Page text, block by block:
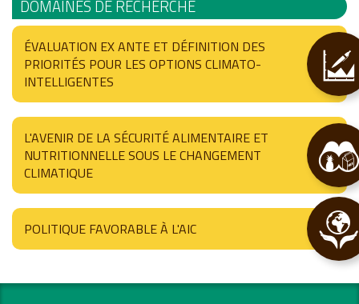
DOMAINES DE RECHERCHE
ÉVALUATION EX ANTE ET DÉFINITION DES
PRIORITÉS POUR LES OPTIONS CLIMATO-
INTELLIGENTES
L'AVENIR DE LA SÉCURITÉ ALIMENTAIRE ET
NUTRITIONNELLE SOUS LE CHANGEMENT
CLIMATIQUE
POLITIQUE FAVORABLE À L'AIC